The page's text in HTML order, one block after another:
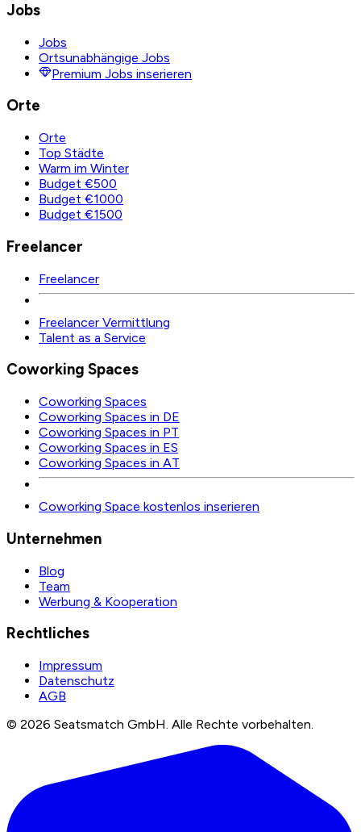
Jobs
Jobs
Ortsunabhängige Jobs
Premium Jobs inserieren
Orte
Orte
Top Städte
Warm im Winter
Budget €500
Budget €1000
Budget €1500
Freelancer
Freelancer
Freelancer Vermittlung
Talent as a Service
Coworking Spaces
Coworking Spaces
Coworking Spaces in DE
Coworking Spaces in PT
Coworking Spaces in ES
Coworking Spaces in AT
Coworking Space kostenlos inserieren
Unternehmen
Blog
Team
Werbung & Kooperation
Rechtliches
Impressum
Datenschutz
AGB
© 2026 Seatsmatch GmbH. Alle Rechte vorbehalten.